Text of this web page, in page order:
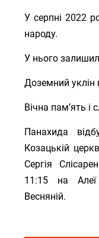
У серпні 2022
народу.
У нього
Доземний уклін
Вічна пам’ять і
Панахида
Козацькій
Сергія
11:15 на
Весняній.